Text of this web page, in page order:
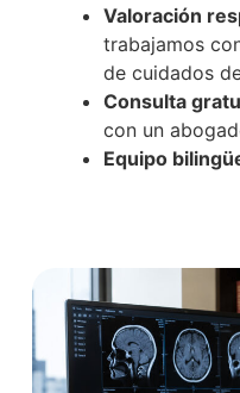
Valoración
trabajamos
de cuidados
Consulta
con un
Equipo